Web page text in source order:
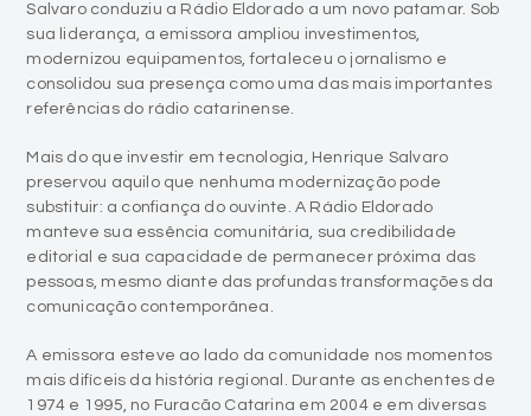
Salvaro conduziu a Rádio Eldorado a um novo patamar. Sob
sua liderança, a emissora ampliou investimentos,
modernizou equipamentos, fortaleceu o jornalismo e
consolidou sua presença como uma das mais importantes
referências do rádio catarinense.
Mais do que investir em tecnologia, Henrique Salvaro
preservou aquilo que nenhuma modernização pode
substituir: a confiança do ouvinte. A Rádio Eldorado
manteve sua essência comunitária, sua credibilidade
editorial e sua capacidade de permanecer próxima das
pessoas, mesmo diante das profundas transformações da
comunicação contemporânea.
A emissora esteve ao lado da comunidade nos momentos
mais difíceis da história regional. Durante as enchentes de
1974 e 1995, no Furacão Catarina em 2004 e em diversas